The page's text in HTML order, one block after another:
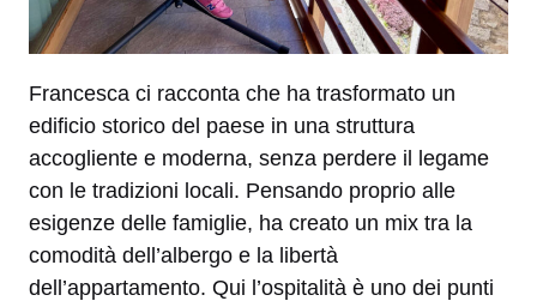
Francesca ci racconta che ha trasformato un
edificio storico del paese in una struttura
accogliente e moderna, senza perdere il legame
con le tradizioni locali. Pensando proprio alle
esigenze delle famiglie, ha creato un mix tra la
comodità dell’albergo e la libertà
dell’appartamento. Qui l’ospitalità è uno dei punti